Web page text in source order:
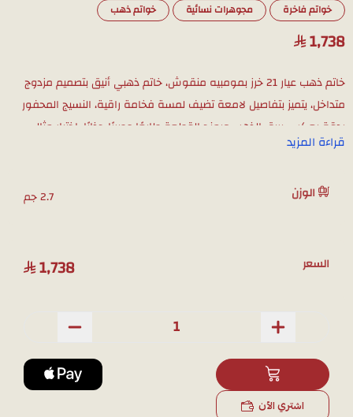
خواتم فاخرة
مجوهرات نسائية خواتم ذهب
1,738
خاتم ذهب عيار 21 خرز بمومبيه منقوش، خاتم ذهبي أنيق بتصميم مزدوج
متداخل، يتميز بتفاصيل لامعة تضيف لمسة فخامة راقية، النسيج المحفور
بدقة يعكس بريق الذهب ويمنح القطعة طابعًا عصريًا جذابًا، اختيار مثالي
لإطلالة يومية أنيقة أو لإضافة لمسة مميزة في المناسبات الخاصة.
مميزات المنتج:
غنى عنها.
تفاصيل متقنة
: الخرزات المصقولة والحلقة المجدولة تضفي لمسة
هدية مثالية: خيار رائع لإهداء من تحبين في أي مناسبة.
وزن المنتج : 2.7 جرام
قراءة المزيد
الوزن 2.7 جم
السعر 1,738
اشتري الآن